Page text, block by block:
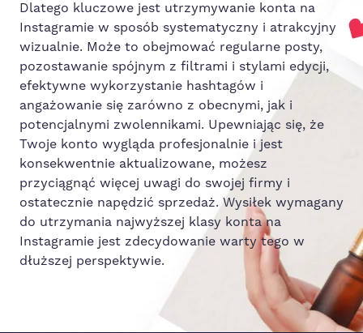
Dlatego kluczowe jest utrzymywanie konta na
Instagramie w sposób systematyczny i atrakcyjny
wizualnie. Może to obejmować regularne posty,
pozostawanie spójnym z filtrami i stylami edycji,
efektywne wykorzystanie hashtagów i
angażowanie się zarówno z obecnymi, jak i
potencjalnymi zwolennikami. Upewniając się, że
Twoje konto wygląda profesjonalnie i jest
konsekwentnie aktualizowane, możesz
przyciągnąć więcej uwagi do swojej firmy i
ostatecznie napędzić sprzedaż. Wysiłek wymagany
do utrzymania najwyższej klasy konta na
Instagramie jest zdecydowanie warty tego w
dłuższej perspektywie.